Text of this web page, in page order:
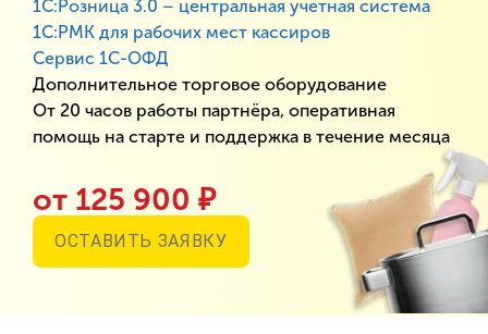
1С:Розница 3.0 – центральная учетная система
1С:РМК для рабочих мест кассиров
Сервис 1С-ОФД
Дополнительное торговое оборудование
От 20 часов работы партнёра, оперативная
помощь на старте и поддержка в течение месяца
от 125 900 ₽
ОСТАВИТЬ ЗАЯВКУ